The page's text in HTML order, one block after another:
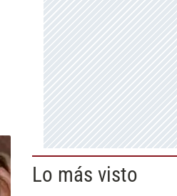
Lo más visto